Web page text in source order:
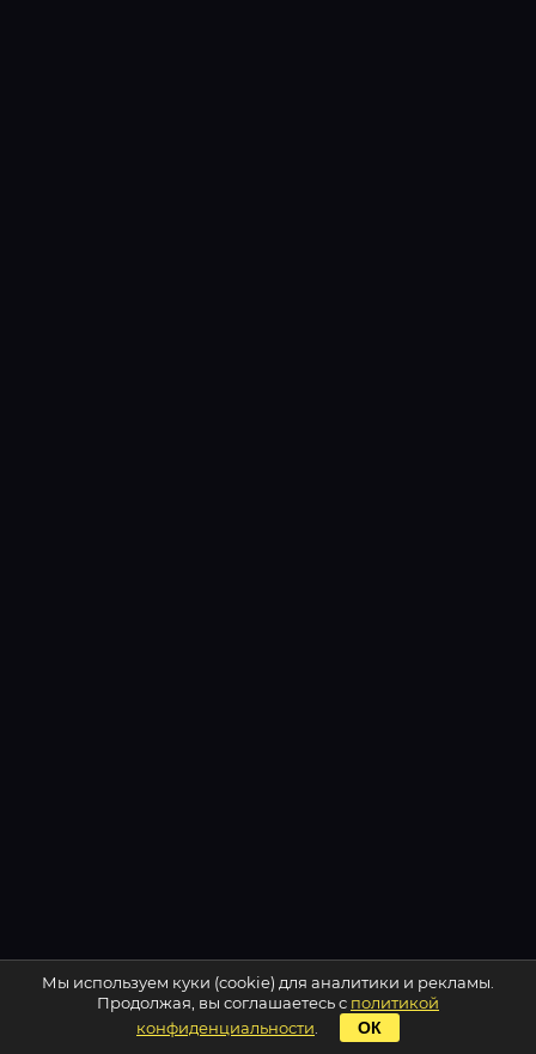
Мы используем куки (cookie) для аналитики и рекламы.
Продолжая, вы соглашаетесь с политикой
конфиденциальности
ОК